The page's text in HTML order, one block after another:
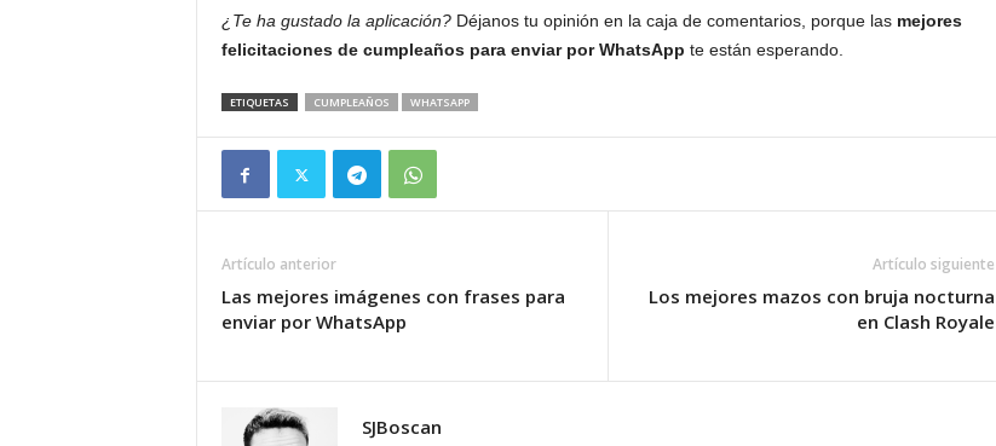
¿Te ha gustado la aplicación?Déjanos tu opinión en la caja de comentarios, porque las mejores
felicitaciones de cumpleaños para enviar por WhatsApp te están esperando.
ETIQUETAS CUMPLEAÑOS WHATSAPP
Artículo anterior
Las mejores imágenes con frases para
enviar por WhatsApp
Artículo siguiente
Los mejores mazos con bruja nocturna
en Clash Royale
SJBoscan